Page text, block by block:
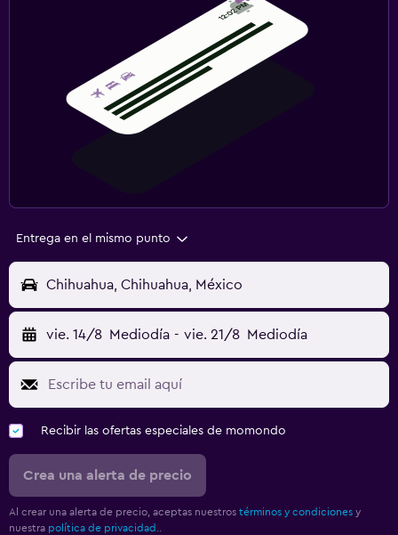
Entrega en el mismo punto
Chihuahua, Chihuahua, México
vie. 14/8 Mediodía - vie. 21/8 Mediodía
Recibir las ofertas especiales de momondo
Crea una alerta de precio
Al crear una alerta de precio, aceptas nuestros términos y condiciones y
nuestra política de privacidad.